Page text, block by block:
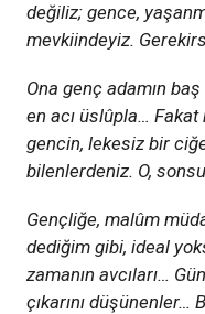
değiliz; gence,
mevkiindeyiz.
Ona genç adamın
en acı üslûpla… Fakat
gencin, lekesiz bir
bilenlerdeniz. O,
Gençliğe, malûm
dediğim gibi, ideal
zamanın avcıları…
çıkarını